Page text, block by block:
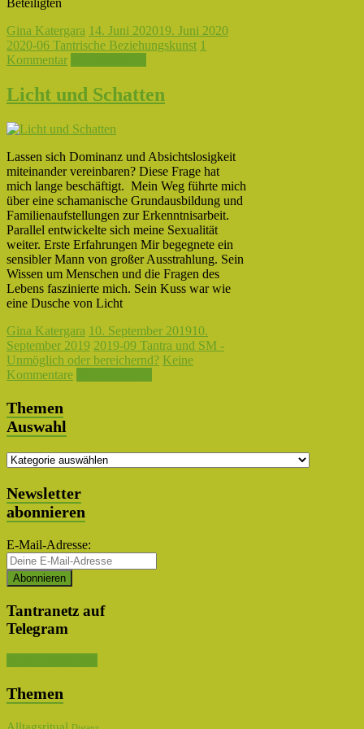
Beteiligten
Gina Katergara 14. Juni 202019. Juni 2020
2020-06 Tantrische Beziehungskunst 1
Kommentar
Licht und Schatten
Lassen sich Dominanz und Absichtslosigkeit
miteinander vereinbaren? Diese Frage hat
mich lange beschäftigt. Mein Weg führte mich
über eine schamanische Grundausbildung und
Familienaufstellungen zur Erkenntnisarbeit.
Parallel entwickelte sich meine Sexualität
weiter. Erste Erfahrungen Mir begegnete ein
sensibler Mann von großer Ausstrahlung. Sein
Wissen um Menschen und die Fragen des
Lebens faszinierte mich. Sein Kuss war wie
eine Dusche von Licht
Gina Katergara 10. September 201910.
September 2019 2019-09 Tantra und SM -
Unmöglich oder bereichernd? Keine
Kommentare
Themen
Auswahl
Themen
Newsletter
abonnieren
E-Mail-Adresse:
Tantranetz auf
Telegram
Themen
Alltagsritual